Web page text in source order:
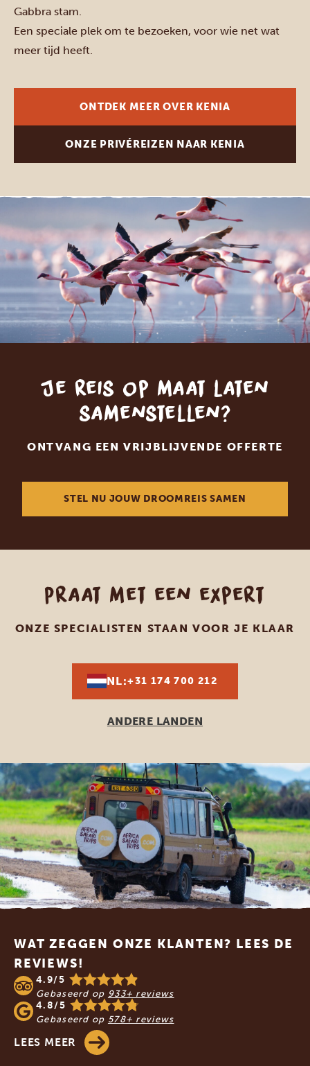
Gabbra stam.
Een speciale plek om te bezoeken, voor wie net wat
meer tijd heeft.
ONTDEK MEER OVER KENIA
ONZE PRIVÉREIZEN NAAR KENIA
Je reis op maat laten
samenstellen?
ONTVANG EEN VRIJBLIJVENDE OFFERTE
STEL NU JOUW DROOMREIS SAMEN
Praat met een expert
ONZE SPECIALISTEN STAAN VOOR JE KLAAR
NL:+31 174 700 212
ANDERE LANDEN
Footer
WAT ZEGGEN ONZE KLANTEN? LEES DE
REVIEWS!
4.9/5
Gebaseerd op 933+ reviews
4.8/5
Gebaseerd op 578+ reviews
LEES MEER